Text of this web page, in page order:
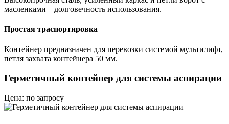
масленками – долговечность использования.
Простая траспортировка
Контейнер предназначен для перевозки системой мультилифт,
петля захвата контейнера 50 мм.
Герметичный контейнер для системы аспирации
Цена: по запросу